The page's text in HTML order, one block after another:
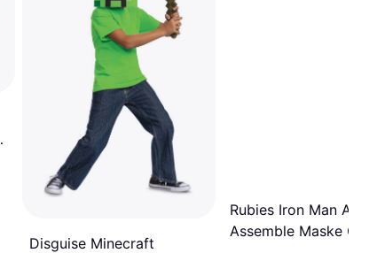
Disguise Minecraft
Rubies Iron Man
Assemble Maske